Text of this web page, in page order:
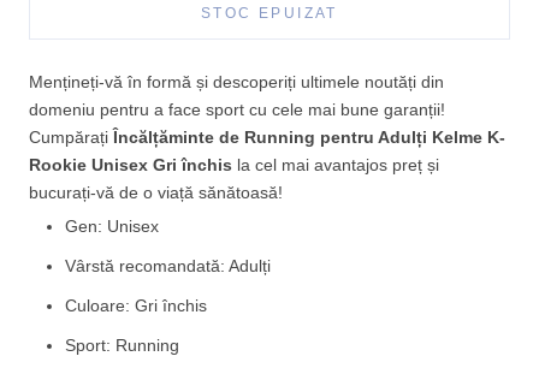
STOC EPUIZAT
Mențineți-vă în formă și descoperiți ultimele noutăți din
domeniu pentru a face sport cu cele mai bune garanții!
Cumpărați Încălțăminte de Running pentru Adulți Kelme K-
Rookie Unisex Gri închis la cel mai avantajos preț și
bucurați-vă de o viață sănătoasă!
Gen: Unisex
Vârstă recomandată: Adulți
Culoare: Gri închis
Sport: Running